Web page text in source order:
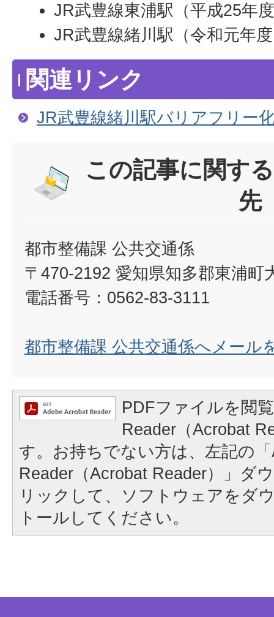
JR武豊線東浦駅（平成25年
JR武豊線緒川駅（令和元年
関連リンク
JR武豊線緒川駅バリアフリー
この記事に関す
先
都市整備課 公共交通係
〒470-2192 愛知県知多郡東浦町
電話番号：0562-83-3111
都市整備課 公共交通係へメール
PDFファイルを閲
Reader（Acrobat
す。お持ちでない方は、左記の
Reader（Acrobat Reader）」ダ
リックして、ソフトウェアをダ
トールしてください。